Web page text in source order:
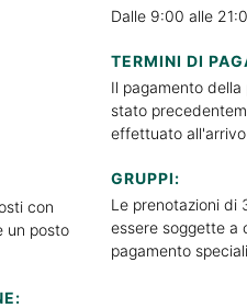
con
un posto
Dalle 9:00 alle
TERMINI DI
Il pagamento
stato
effettuato all'arrivo
GRUPPI:
Le prenotazioni di
essere soggette a
pagamento